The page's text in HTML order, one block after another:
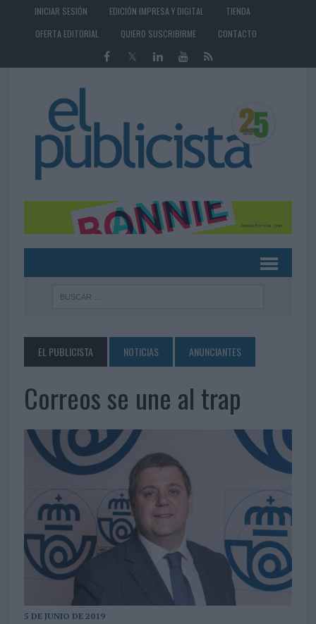
INICIAR SESIÓN EDICIÓN IMPRESA Y DIGITAL
TIENDA
OFERTA EDITORIAL
QUIERO SUSCRIBIRME CONTACTO
EL PUBLICISTA NOTICIAS ANUNCIANTES
Correos se une al trap
5 DE JUNIO DE 2019